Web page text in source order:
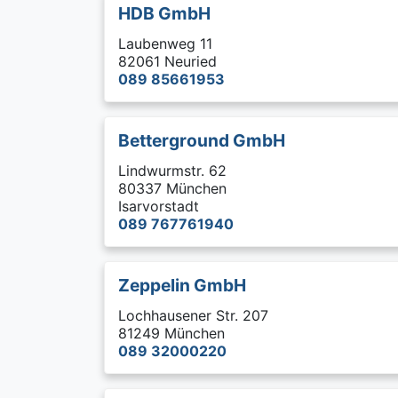
HDB GmbH
Laubenweg 11
82061 Neuried
089 85661953
Betterground GmbH
Lindwurmstr. 62
80337 München
Isarvorstadt
089 767761940
Zeppelin GmbH
Lochhausener Str. 207
81249 München
089 32000220